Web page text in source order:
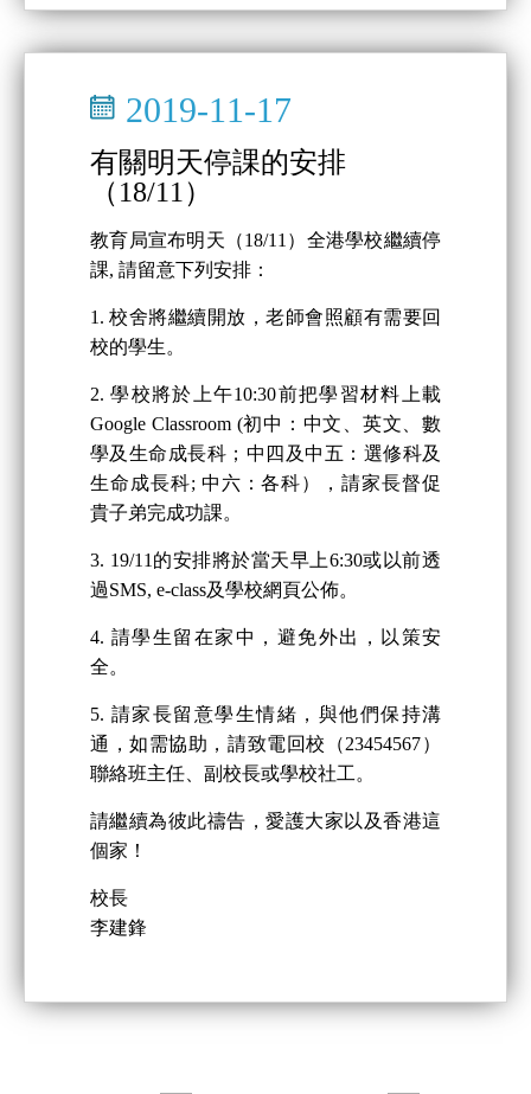
2019-11-17
有關明天停課的安排
（18/11）
教育局宣布明天（18/11）全港學校繼續停
課, 請留意下列安排：
1. 校舍將繼續開放，老師會照顧有需要回
校的學生。
2. 學校將於上午10:30前把學習材料上載
Google Classroom (初中：中文、英文、數
學及生命成長科；中四及中五：選修科及
生命成長科; 中六：各科），請家長督促
貴子弟完成功課。
3. 19/11的安排將於當天早上6:30或以前透
過SMS, e-class及學校網頁公佈。
4. 請學生留在家中，避免外出，以策安
全。
5. 請家長留意學生情緒，與他們保持溝
通，如需協助，請致電回校（23454567）
聯絡班主任、副校長或學校社工。
請繼續為彼此禱告，愛護大家以及香港這
個家！
校長
李建鋒